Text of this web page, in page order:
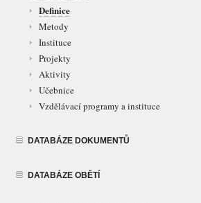
Definice
Metody
Instituce
Projekty
Aktivity
Učebnice
Vzdělávací programy a instituce
DATABÁZE DOKUMENTŮ
DATABÁZE OBĚTÍ